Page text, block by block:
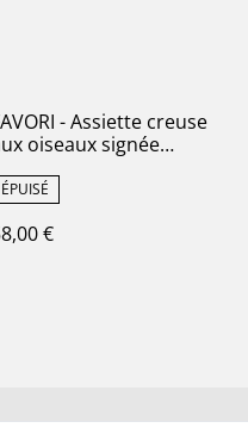
- Assiette creuse
oiseaux signée
Fer
ÉPUISÉ
€